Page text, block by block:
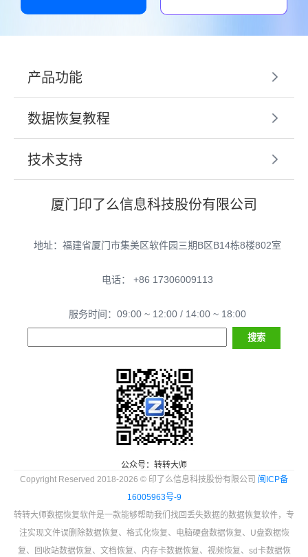
产品功能
数据恢复教程
技术支持
厦门印了么信息科技股份有限公司
地址：福建省厦门市集美区软件园三期B区B14栋8楼802室
电话： +86 17306009113
服务时间：09:00 ~ 12:00 / 14:00 ~ 18:00
公众号：转转大师
Copyright Reserved 2018-2026 © 印了么信息科技股份有限公司 闽ICP备
16005963号-9
转转大师数据恢复软件是一款能够帮助我们找回丢失数据的数据恢复软件，专
注实现文件误删除数据恢复、格式化恢复、电脑硬盘数据恢复、U盘数据恢
复、回收站数据恢复、文档恢复、内存卡数据恢复、视频恢复、sd卡数据恢